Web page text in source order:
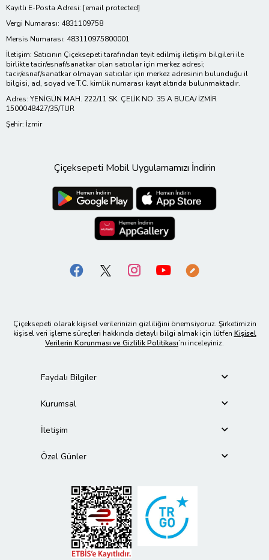
Kayıtlı E-Posta Adresi: [email protected]
Vergi Numarası: 4831109758
Mersis Numarası: 483110975800001
İletişim: Satıcının Çiçeksepeti tarafından teyit edilmiş iletişim bilgileri ile
birlikte tacir/esnaf/sanatkar olan satıcılar için merkez adresi;
tacir/esnaf/sanatkar olmayan satıcılar için merkez adresinin bulunduğu il
bilgisi, ad, soyad ve T.C. kimlik numarası kayıt altında bulunmaktadır.
Adres: YENİGÜN MAH. 222/11 SK. ÇELİK NO: 35 A BUCA/ İZMİR
1500048427/35/TUR
Şehir: İzmir
Çiçeksepeti Mobil Uygulamamızı İndirin
Çiçeksepeti olarak kişisel verilerinizin gizliliğini önemsiyoruz. Şirketimizin
kişisel veri işleme süreçleri hakkında detaylı bilgi almak için lütfen Kişisel
Verilerin Korunması ve Gizlilik Politikası’nı inceleyiniz.
Faydalı Bilgiler
Kurumsal
İletişim
Özel Günler